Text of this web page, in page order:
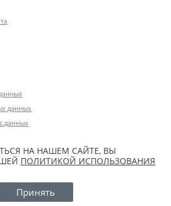
данных
НА НАШЕМ САЙТЕ, ВЫ
ПОЛИТИКОЙ ИСПОЛЬЗОВАНИЯ
Принять